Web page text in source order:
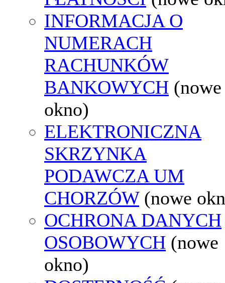
INFORMACJA O
NUMERACH
RACHUNKÓW
BANKOWYCH (nowe
okno)
ELEKTRONICZNA
SKRZYNKA
PODAWCZA UM
CHORZÓW (nowe
OCHRONA DANYCH
OSOBOWYCH (nowe
okno)